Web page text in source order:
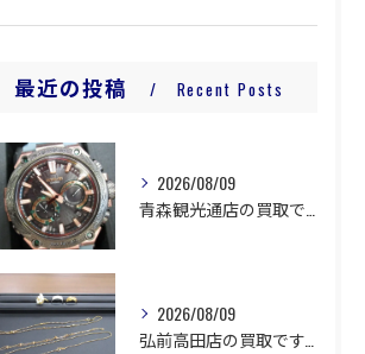
最近の投稿 Recent Posts
2026/08/09
2026/08/09